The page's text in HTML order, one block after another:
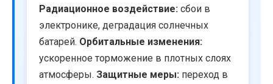
Радиационное воздействие: сбои в
электронике, деградация солнечных
батарей. Орбитальные изменения:
ускоренное торможение в плотных слоях
атмосферы. Защитные меры: переход в